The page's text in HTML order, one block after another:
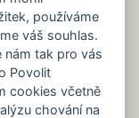
používáme
váš souhlas.
nám tak pro vás
Povolit
cookies včetně
chování na